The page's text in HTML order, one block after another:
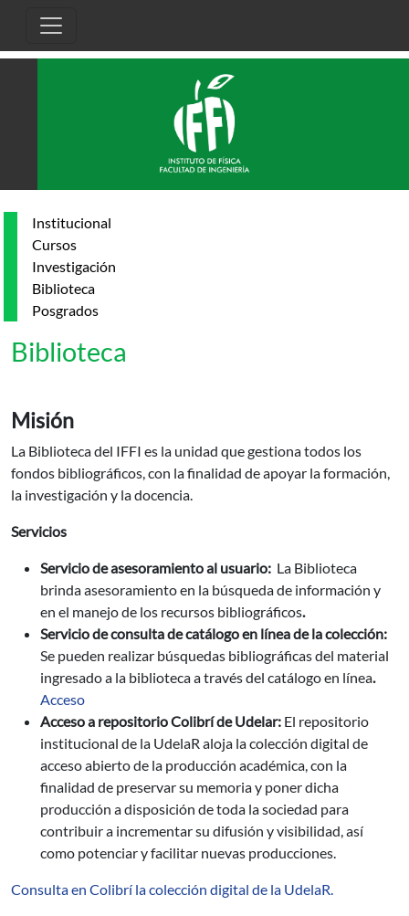
Institucional
Cursos
Investigación
Biblioteca
Posgrados
Biblioteca
Misión
La Biblioteca del IFFI es la unidad que gestiona todos los
fondos bibliográficos, con la finalidad de apoyar la formación,
la investigación y la docencia.
Servicios
Servicio de asesoramiento al usuario: La Biblioteca
brinda asesoramiento en la búsqueda de información y
en el manejo de los recursos bibliográficos.
Servicio de consulta de catálogo en línea de la colección:
Se pueden realizar búsquedas bibliográficas del material
ingresado a la biblioteca a través del catálogo en línea.
Acceso
Acceso a repositorio Colibrí de Udelar: El repositorio
institucional de la UdelaR aloja la colección digital de
acceso abierto de la producción académica, con la
finalidad de preservar su memoria y poner dicha
producción a disposición de toda la sociedad para
contribuir a incrementar su difusión y visibilidad, así
como potenciar y facilitar nuevas producciones.
Consulta en Colibrí la colección digital de la UdelaR.